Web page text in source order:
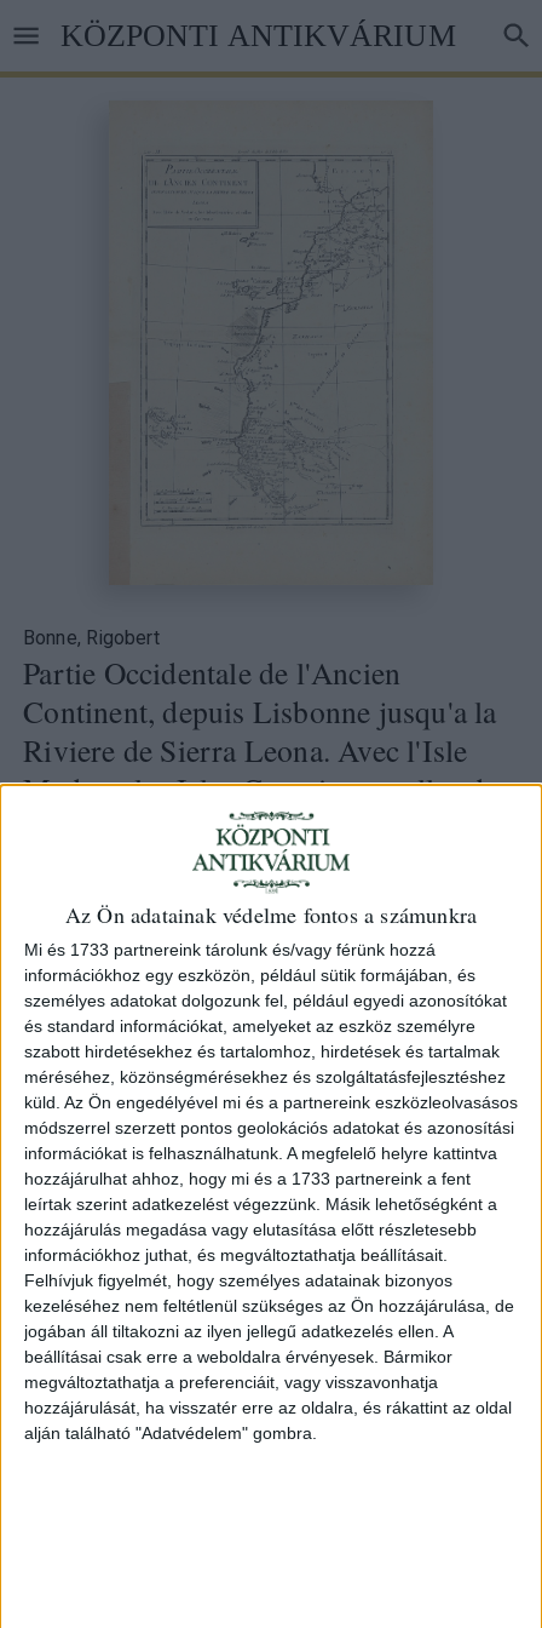
Az Ön adatainak védelme fontos a számunkra
Mi és 1733 partnereink tárolunk és/vagy férünk hozzá
információkhoz egy eszközön, például sütik formájában, és
személyes adatokat dolgozunk fel, például egyedi azonosítókat
és standard információkat, amelyeket az eszköz személyre
szabott hirdetésekhez és tartalomhoz, hirdetések és tartalmak
méréséhez, közönségmérésekhez és szolgáltatásfejlesztéshez
küld. Az Ön engedélyével mi és a partnereink eszközleolvasásos
módszerrel szerzett pontos geolokációs adatokat és azonosítási
információkat is felhasználhatunk. A megfelelő helyre kattintva
hozzájárulhat ahhoz, hogy mi és a 1733 partnereink a fent
leírtak szerint adatkezelést végezzünk. Másik lehetőségként a
hozzájárulás megadása vagy elutasítása előtt részletesebb
információkhoz juthat, és megváltoztathatja beállításait.
Felhívjuk figyelmét, hogy személyes adatainak bizonyos
kezeléséhez nem feltétlenül szükséges az Ön hozzájárulása, de
jogában áll tiltakozni az ilyen jellegű adatkezelés ellen. A
beállításai csak erre a weboldalra érvényesek. Bármikor
megváltoztathatja a preferenciáit, vagy visszavonhatja
hozzájárulását, ha visszatér erre az oldalra, és rákattint az oldal
alján található "Adatvédelem" gombra.
tartalomra
KÖZPONTI ANTIKVÁRIUM
Bonne, Rigobert
Partie Occidentale de l'Ancien
Continent, depuis Lisbonne jusqu'a la
Riviere de Sierra Leona. Avec l'Isle
Madere, les Isles Canaries et celles du
65 000 Ft
Kategória:Afrika
Azonosító
102788
Finom rézmetszetű térkép, amely Északnyugat-Afrika
nyugati partvidékét, valamint a Madiera, a Kanári-szigetek
és a Zöld-foki szigetek szigetcsoportját ábrázolja.
Először megjelent: Guillaume Raynal:Atlas de Toutes les
Parties.1780.
Méret/Size (margók nélkül/without margins): 32×21 cm
Rigobert Bonne (1727-1795) a 18. század végének
legjelentősebb kartográfusai közé tartozott. 1773-ban